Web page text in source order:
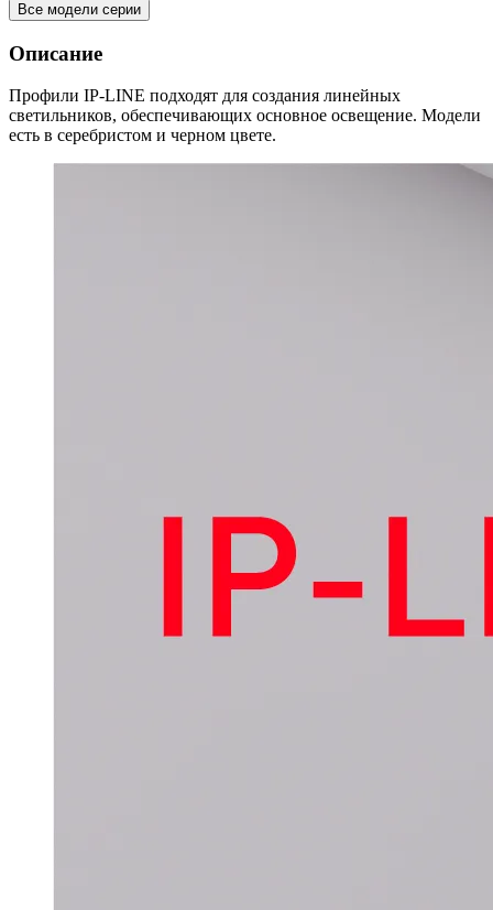
Все модели серии
Описание
Профили IP-LINE подходят для создания линейных
светильников, обеспечивающих основное освещение. Модели
есть в серебристом и черном цвете.